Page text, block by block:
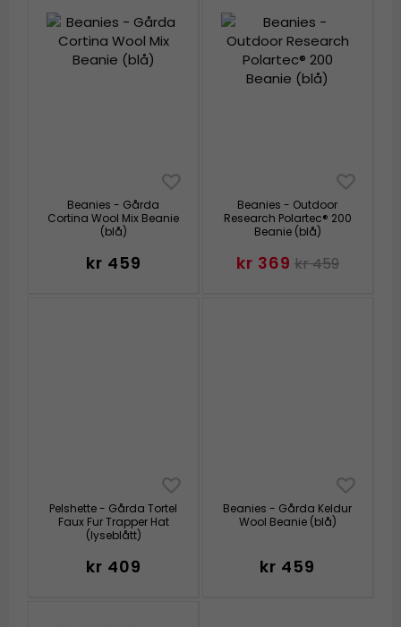
Beanies - Gårda
Cortina Wool Mix Beanie
(blå)
kr 459
Beanies - Outdoor
Research Polartec® 200
Beanie (blå)
kr 369 kr 459
Pelshette - Gårda Tortel
Faux Fur Trapper Hat
(lyseblått)
kr 409
Beanies - Gårda Keldur
Wool Beanie (blå)
kr 459